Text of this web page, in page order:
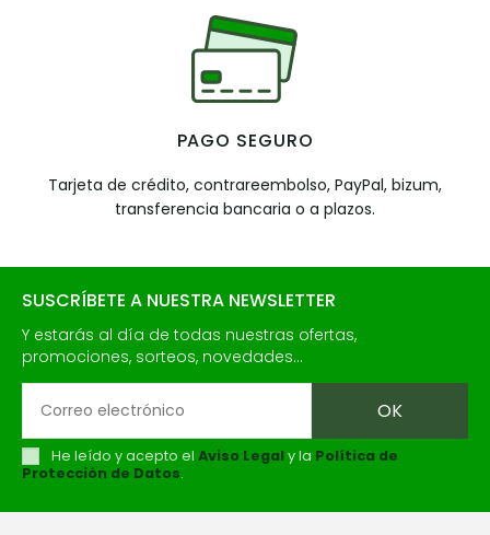
PAGO SEGURO
Tarjeta de crédito, contrareembolso, PayPal, bizum,
transferencia bancaria o a plazos.
SUSCRÍBETE A NUESTRA NEWSLETTER
Y estarás al día de todas nuestras ofertas,
promociones, sorteos, novedades...
He leído y acepto el Aviso Legaly la Política de
Protección de Datos.